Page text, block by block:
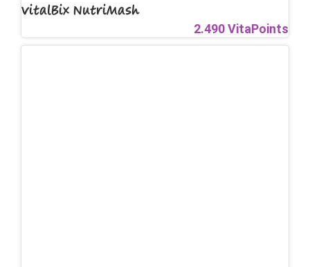
VitalBix NutriMash
2.490 VitaPoints